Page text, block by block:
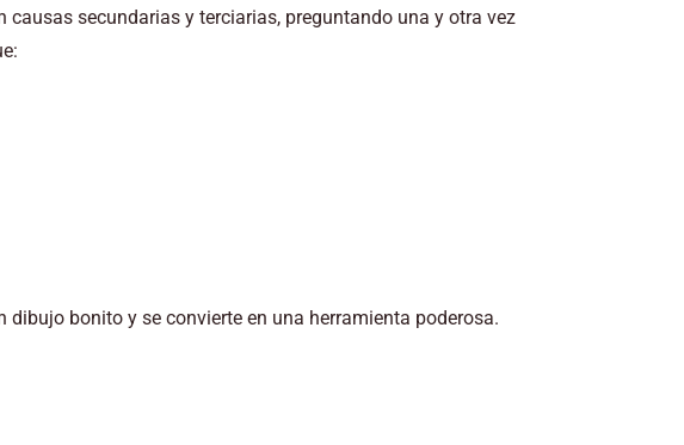
causas secundarias y terciarias, preguntando una y otra vez
dibujo bonito y se convierte en una herramienta poderosa.